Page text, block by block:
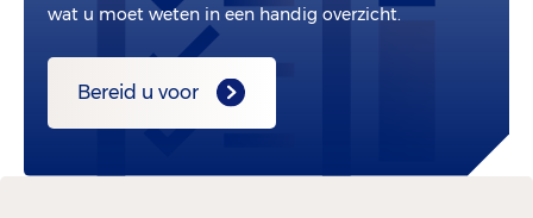
wat u moet weten in een handig overzicht.
Bereid u voor